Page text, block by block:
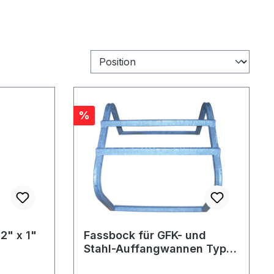
x 1"
Rabatt
%
Fassbock für GFK- und
Stahl-Auffangwannen Typ